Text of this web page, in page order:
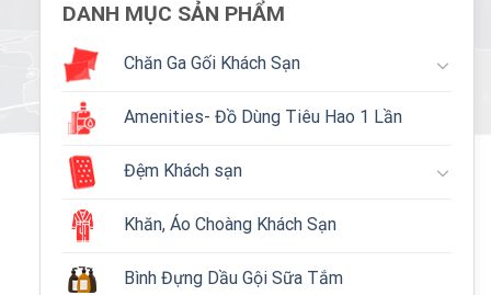
DANH MỤC SẢN PHẨM
Chăn Ga Gối Khách Sạn
Amenities- Đồ Dùng Tiêu Hao 1 Lần
Đệm Khách sạn
Khăn, Áo Choàng Khách Sạn
Bình Đựng Dầu Gội Sữa Tắm